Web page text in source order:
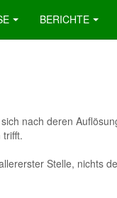
BERICHTE
nach deren
Stelle, nichts